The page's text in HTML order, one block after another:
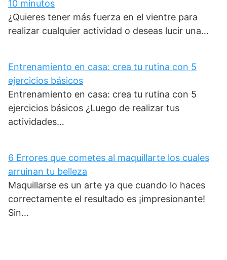
10 minutos
¿Quieres tener más fuerza en el vientre para
realizar cualquier actividad o deseas lucir una…
Entrenamiento en casa: crea tu rutina con 5
ejercicios básicos
Entrenamiento en casa: crea tu rutina con 5
ejercicios básicos ¿Luego de realizar tus
actividades…
6 Errores que cometes al maquillarte los cuales
arruinan tu belleza
Maquillarse es un arte ya que cuando lo haces
correctamente el resultado es ¡impresionante!
Sin…